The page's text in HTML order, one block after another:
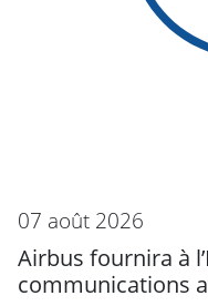
07 août 2026
Airbus fournira à
communications